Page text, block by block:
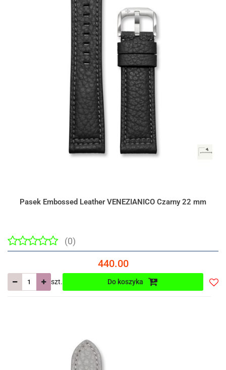
Pasek Embossed Leather VENEZIANICO Czarny 22 mm
(0)
440.00
szt. Do koszyka